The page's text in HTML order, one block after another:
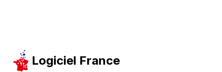
Logiciel France